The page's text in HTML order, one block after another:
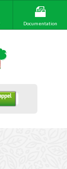
Documentation